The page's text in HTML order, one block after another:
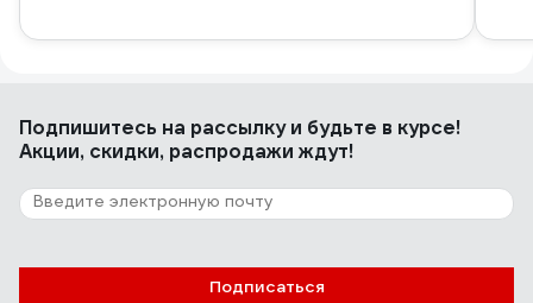
Подпишитесь на рассылкуи будьте в курсе!
Акции, скидки, распродажи ждут!
Подписаться